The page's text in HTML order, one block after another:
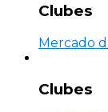
Clubes
Mercado
Clubes